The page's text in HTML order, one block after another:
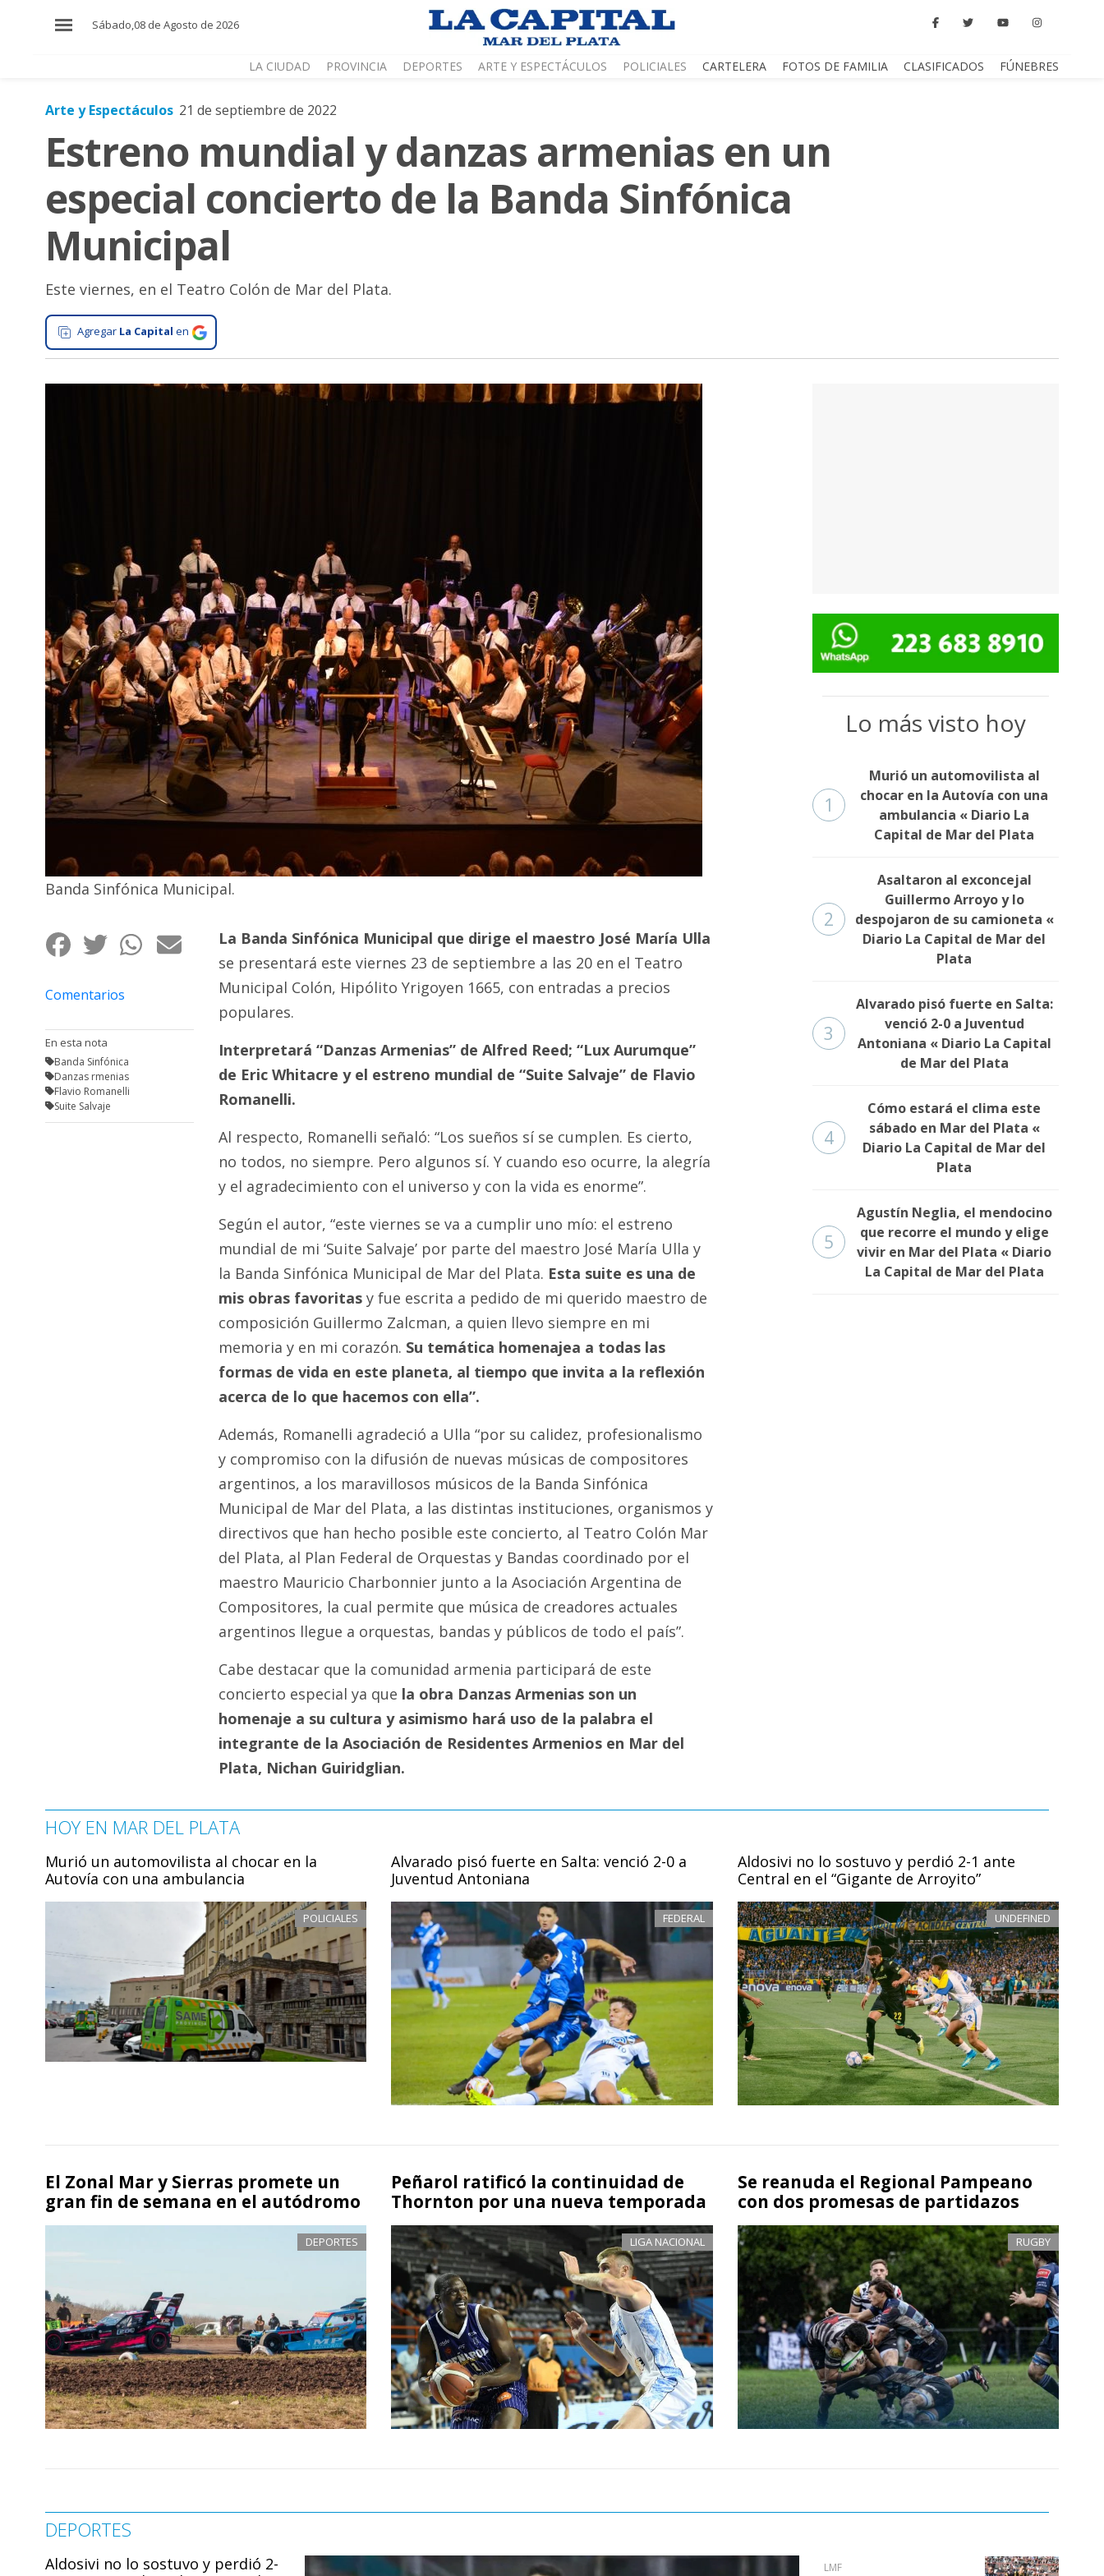
Sábado,08 de Agosto de 2026
LA CIUDAD PROVINCIA DEPORTES ARTE Y ESPECTÁCULOS POLICIALES CARTELERA FOTOS DE FAMILIA CLASIFICADOS FÚNEBRES
Zona
Cultura
Tecnología
Gastronomía
Salud
Cartelera
Fotos
Familia
Clasificados
Fúnebres
Arte y Espectáculos 21 de septiembre de 2022
Estreno mundial y danzas armenias en un
especial concierto de la Banda Sinfónica
Municipal
Este viernes, en el Teatro Colón de Mar del Plata.
Agregar La Capital en
Banda Sinfónica Municipal.
Comentarios
En esta nota
Banda Sinfónica
Danzas rmenias
Flavio Romanelli
Suite Salvaje
La Banda Sinfónica Municipal que dirige el maestro José María Ulla
se presentará este viernes 23 de septiembre a las 20 en el Teatro
Municipal Colón, Hipólito Yrigoyen 1665, con entradas a precios
populares.
Interpretará “Danzas Armenias” de Alfred Reed; “Lux Aurumque”
de Eric Whitacre y el estreno mundial de “Suite Salvaje” de Flavio
Romanelli.
Al respecto, Romanelli señaló: “Los sueños sí se cumplen. Es cierto,
no todos, no siempre. Pero algunos sí. Y cuando eso ocurre, la alegría
y el agradecimiento con el universo y con la vida es enorme”.
Según el autor, “este viernes se va a cumplir uno mío: el estreno
mundial de mi ‘Suite Salvaje’ por parte del maestro José María Ulla y
la Banda Sinfónica Municipal de Mar del Plata. Esta suite es una de
mis obras favoritasy fue escrita a pedido de mi querido maestro de
composición Guillermo Zalcman, a quien llevo siempre en mi
memoria y en mi corazón. Su temática homenajea a todas las
formas de vida en este planeta, al tiempo que invita a la reflexión
acerca de lo que hacemos con ella”.
Además, Romanelli agradeció a Ulla “por su calidez, profesionalismo
y compromiso con la difusión de nuevas músicas de compositores
argentinos, a los maravillosos músicos de la Banda Sinfónica
Municipal de Mar del Plata, a las distintas instituciones, organismos y
directivos que han hecho posible este concierto, al Teatro Colón Mar
del Plata, al Plan Federal de Orquestas y Bandas coordinado por el
maestro Mauricio Charbonnier junto a la Asociación Argentina de
Compositores, la cual permite que música de creadores actuales
argentinos llegue a orquestas, bandas y públicos de todo el país”.
Cabe destacar que la comunidad armenia participará de este
concierto especial ya que la obra Danzas Armenias son un
homenaje a su cultura y asimismo hará uso de la palabra el
integrante de la Asociación de Residentes Armenios en Mar del
Plata, Nichan Guiridglian.
Lo más visto hoy
1
Murió un automovilista al
chocar en la Autovía con una
ambulancia « Diario La
Capital de Mar del Plata
2
Asaltaron al exconcejal
Guillermo Arroyo y lo
despojaron de su camioneta «
Diario La Capital de Mar del
Plata
3
Alvarado pisó fuerte en Salta:
venció 2-0 a Juventud
Antoniana « Diario La Capital
de Mar del Plata
4
Cómo estará el clima este
sábado en Mar del Plata «
Diario La Capital de Mar del
Plata
5
Agustín Neglia, el mendocino
que recorre el mundo y elige
vivir en Mar del Plata « Diario
La Capital de Mar del Plata
HOY EN MAR DEL PLATA
Murió un automovilista al chocar en la
Autovía con una ambulancia
POLICIALES
Alvarado pisó fuerte en Salta: venció 2-0 a
Juventud Antoniana
FEDERAL
Aldosivi no lo sostuvo y perdió 2-1 ante
Central en el “Gigante de Arroyito”
UNDEFINED
El Zonal Mar y Sierras promete un
gran fin de semana en el autódromo
DEPORTES
Peñarol ratificó la continuidad de
Thornton por una nueva temporada
LIGA NACIONAL
Se reanuda el Regional Pampeano
con dos promesas de partidazos
RUGBY
DEPORTES
Aldosivi no lo sostuvo y perdió 2-
LMF